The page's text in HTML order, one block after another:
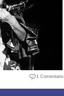
1 Comentario